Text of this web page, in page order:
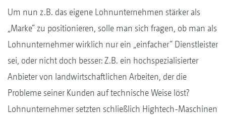
Um nun z.B. das eigene Lohnunternehmen stärker als
„Marke“ zu positionieren, solle man sich fragen, ob man als
Lohnunternehmer wirklich nur ein „einfacher“ Dienstleister
sei, oder nicht doch besser: Z.B. ein hochspezialisierter
Anbieter von landwirtschaftlichen Arbeiten, der die
Probleme seiner Kunden auf technische Weise löst?
Lohnunternehmer setzten schließlich Hightech-Maschinen